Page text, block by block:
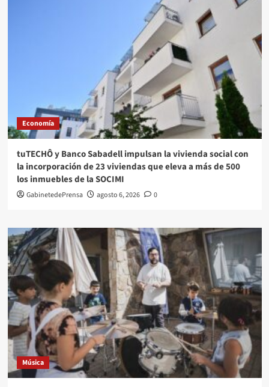
Economía
tuTECHÔ y Banco Sabadell impulsan la vivienda social con
la incorporación de 23 viviendas que eleva a más de 500
los inmuebles de la SOCIMI
GabinetedePrensa agosto 6, 2026 0
Música